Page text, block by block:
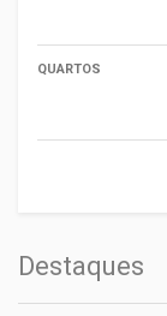
QUARTOS
Destaques